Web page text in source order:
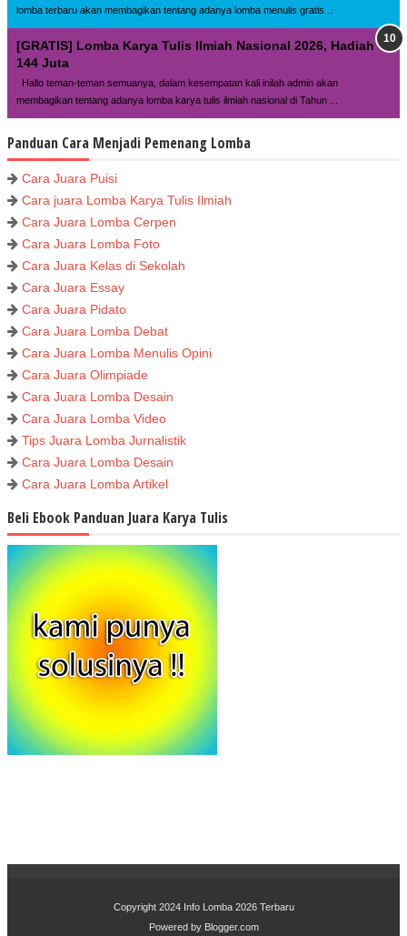
lomba terbaru akan membagikan tentang adanya lomba menulis gratis...
[GRATIS] Lomba Karya Tulis Ilmiah Nasional 2026, Hadiah
144 Juta
Hallo teman-teman semuanya, dalam kesempatan kali inilah admin akan
membagikan tentang adanya lomba karya tulis ilmiah nasional di Tahun ...
Panduan Cara Menjadi Pemenang Lomba
Cara Juara Puisi
Cara juara Lomba Karya Tulis Ilmiah
Cara Juara Lomba Cerpen
Cara Juara Lomba Foto
Cara Juara Kelas di Sekolah
Cara Juara Essay
Cara Juara Pidato
Cara Juara Lomba Debat
Cara Juara Lomba Menulis Opini
Cara Juara Olimpiade
Cara Juara Lomba Desain
Cara Juara Lomba Video
Tips Juara Lomba Jurnalistik
Cara Juara Lomba Desain
Cara Juara Lomba Artikel
Beli Ebook Panduan Juara Karya Tulis
Copyright 2024 Info Lomba 2026 Terbaru
Powered by Blogger.com